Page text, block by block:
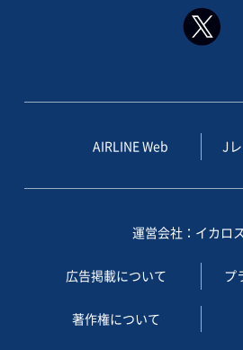
AIRLINE Web J
運営会社：イカロ
広告掲載について プ
著作権について